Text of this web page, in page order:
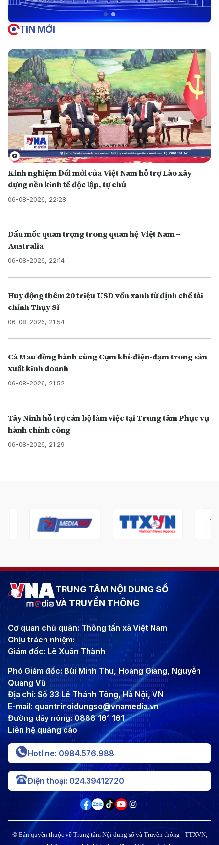
TIN MỚI
Kinh nghiệm Đổi mới của Việt Nam hỗ trợ Lào xây
dựng nền kinh tế độc lập, tự chủ
06-08-2026, 22:28
Dấu mốc quan trọng trong quan hệ Việt Nam –
Australia
06-08-2026, 22:14
Huy động thêm 20 triệu USD vốn xanh từ định chế tài
chính Thụy Sĩ
06-08-2026, 21:54
Cà Mau đồng hành cùng Cụm khí-điện-đạm trong sản
xuất kinh doanh
06-08-2026, 21:52
Tây Ninh hỗ trợ cán bộ làm việc tại Trung tâm Phục vụ
hành chính công
06-08-2026, 21:29
TRUNG TÂM NỘI DUNG SỐ
VÀ TRUYỀN THÔNG
Cơ quan chủ quản: Thông tấn xã Việt Nam
Chịu trách nhiệm:
Giám đốc: Lê Xuân Thành
Phó Giám đốc: Bùi Minh Thu, Hoàng Giang, Nguyễn
Quang Vũ
Địa chỉ: Số 33 Lê Thánh Tông, Hà Nội, VN
E-mail: quantrinoidungso@vnamedia.vn
Đường dây nóng: 0888 161 161
Liên hệ quảng cáo
Hotline: 0984.576.988
Điện thoại: 024.39412720
© Bản quyền thuộc về Trung tâm Nội dung số và Truyền thông - TTXVN,